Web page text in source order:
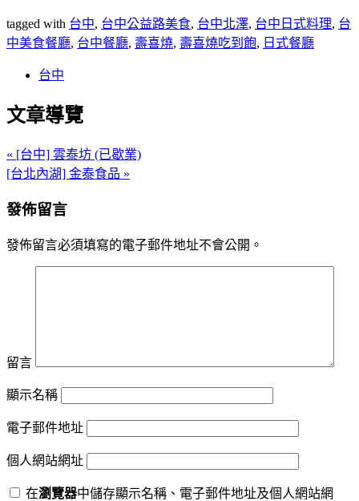
tagged with 台中, 台中公益路美食, 台中北澤, 台中日式料理, 台
中美食餐廳, 台中餐廳, 壽喜燒, 壽喜燒吃到飽, 日式餐廳
台中
文章導覽
« [台中] 雲泰坊 (已歇業)
[台北內湖] 金泰食品 »
發佈留言
發佈留言必須填寫的電子郵件地址不會公開。
留言
顯示名稱
電子郵件地址
個人網站網址
在瀏覽器中儲存顯示名稱、電子郵件地址及個人網站網